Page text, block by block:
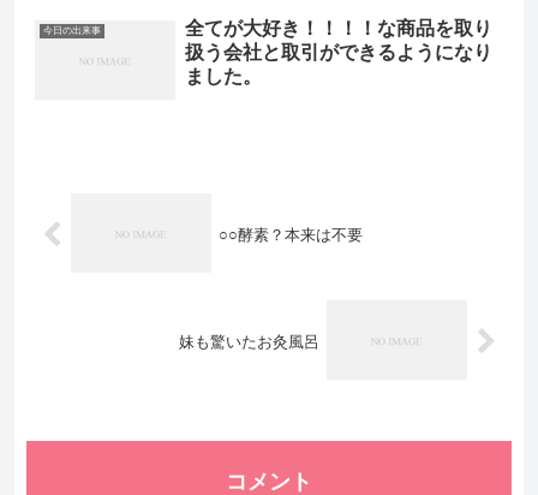
今日の出来事
全てが大好き！！！！な商品を取り
扱う会社と取引ができるようになり
ました。
○○酵素？本来は不要
妹も驚いたお灸風呂
コメント